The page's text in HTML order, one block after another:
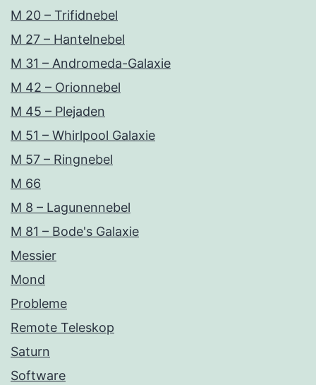
M 20 – Trifidnebel
M 27 – Hantelnebel
M 31 – Andromeda-Galaxie
M 42 – Orionnebel
M 45 – Plejaden
M 51 – Whirlpool Galaxie
M 57 – Ringnebel
M 66
M 8 – Lagunennebel
M 81 – Bode's Galaxie
Messier
Mond
Probleme
Remote Teleskop
Saturn
Software